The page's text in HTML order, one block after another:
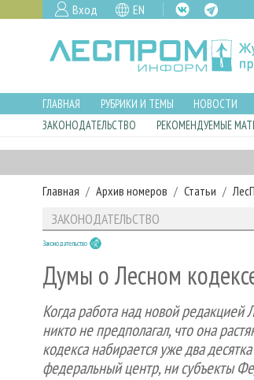
Вход EN
ГЛАВНАЯ РУБРИКИ И ТЕМЫ НОВОСТИ
ЗАКОНОДАТЕЛЬСТВО
РЕКОМЕНДУЕМЫЕ
Главная Архив номеров Статьи
ЗАКОНОДАТЕЛЬСТВО
Законодательство
Думы о Лесном
Когда работа над новой редакцией
никто не предполагал, что она
кодекса набирается уже два
федеральный центр, ни субъекты